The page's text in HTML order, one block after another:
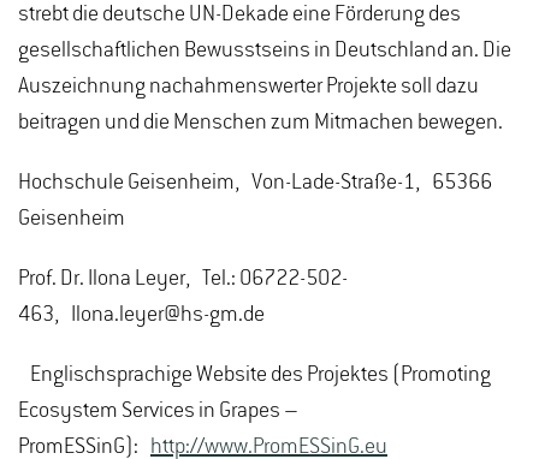
strebt die deutsche UN-Dekade eine Förderung des
gesellschaftlichen Bewusstseins in Deutschland an. Die
Auszeichnung nachahmenswerter Projekte soll dazu
beitragen und die Menschen zum Mitmachen bewegen.
Hochschule Geisenheim, Von-Lade-Straße-1, 65366
Geisenheim
Prof. Dr. Ilona Leyer, Tel.: 06722-502-
463, Ilona.leyer@hs-gm.de
Englischsprachige Website des Projektes (Promoting
Ecosystem Services in Grapes –
PromESSinG): http://www.PromESSinG.eu